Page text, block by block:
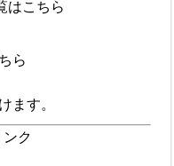
はこちら
ら
ます。
ク